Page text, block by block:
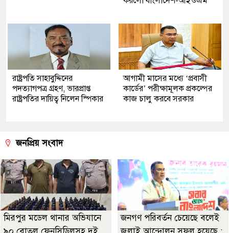
রাষ্ট্রপতি সাহাবুদ্দিনের
পদত্যাগপত্র গ্রহণ, ভারপ্রাপ্ত
রাষ্ট্রপতির দায়িত্ব নিলেন স্পিকার
আগামী মাসের মধ্যে ‘প্রবাসী
কার্ডের’ পরীক্ষামূলক প্রকল্পের
কাজ চালু করবে সরকার
জনপ্রিয় সংবাদ
মিরপুর মডেল থানার অভিযানে
জনগণ পরিবর্তন চেয়েছে বলেই